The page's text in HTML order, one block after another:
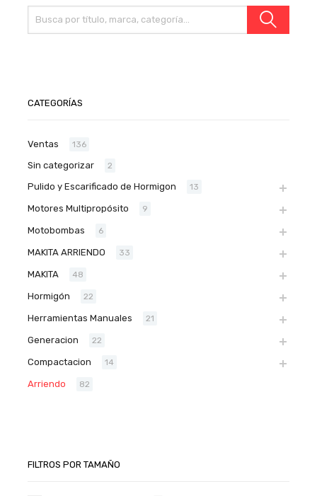
CATEGORÍAS
Ventas 136
Sin categorizar 2
Pulido y Escarificado de Hormigon 13
Motores Multipropósito 9
Motobombas 6
MAKITA ARRIENDO 33
MAKITA 48
Hormigón 22
Herramientas Manuales 21
Generacion 22
Compactacion 14
Arriendo 82
FILTROS POR TAMAÑO